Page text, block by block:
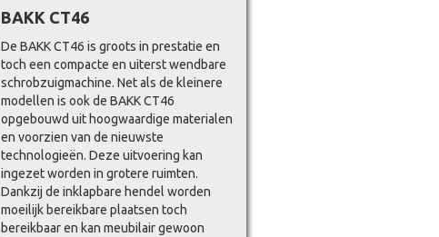
BAKK CT46
De BAKK CT46 is groots in prestatie en
toch een compacte en uiterst wendbare
schrobzuigmachine. Net als de kleinere
modellen is ook de BAKK CT46
opgebouwd uit hoogwaardige materialen
en voorzien van de nieuwste
technologieën. Deze uitvoering kan
ingezet worden in grotere ruimten.
Dankzij de inklapbare hendel worden
moeilijk bereikbare plaatsen toch
bereikbaar en kan meubilair gewoon